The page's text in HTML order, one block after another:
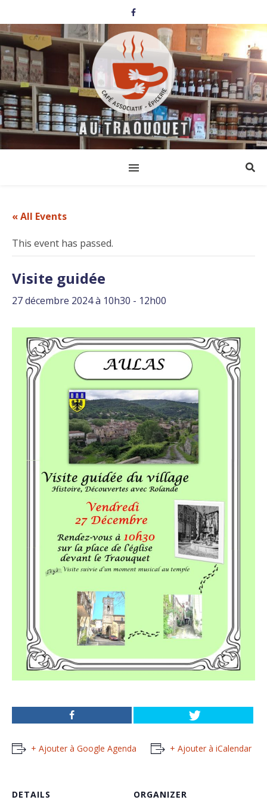
« All Events
This event has passed.
Visite guidée
27 décembre 2024 à 10h30 - 12h00
+ Ajouter à Google Agenda + Ajouter à iCalendar
DETAILS ORGANIZER